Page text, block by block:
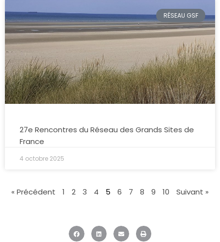
RÉSEAU GSF
27e Rencontres du Réseau des Grands Sites de
France
4 octobre 2025
« Précédent 1 2 3 4 5 6 7 8 9 10 Suivant »